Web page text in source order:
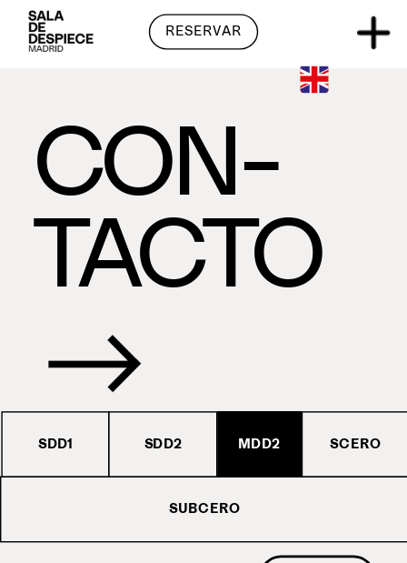
RESERVAR
MDD2
SDD1 SDD2 SCERO
SUBCERO
CON-
TACTO
RESERVAR